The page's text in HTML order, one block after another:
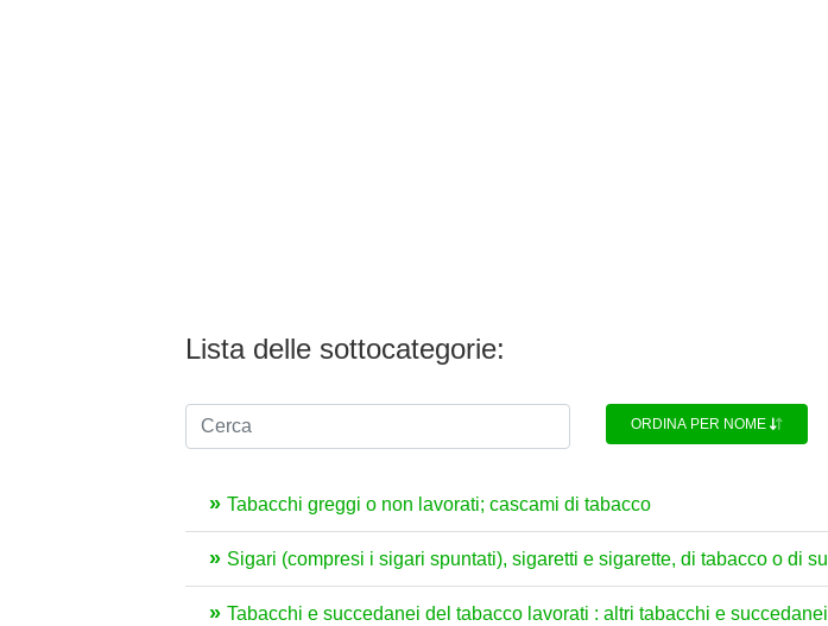
Lista delle sottocategorie:
ORDINA PER NOME
Tabacchi greggi o non lavorati; cascami di tabacco
Sigari (compresi i sigari spuntati), sigaretti e sigarette, di tabacco o di
Tabacchi e succedanei del tabacco lavorati : altri tabacchi e